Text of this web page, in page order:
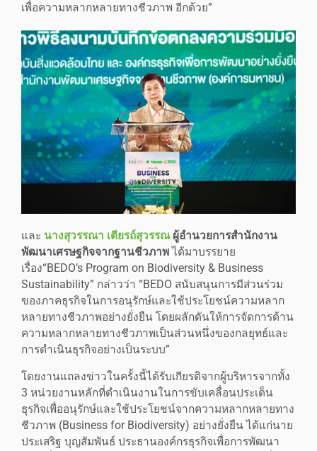
เพื่อความหลากหลายทางชีวภาพ อีกด้วย”
และ นางสุวรรณา เตียรถ์สุวรรณ ผู้อำนวยการสำนักงาน
พัฒนาเศรษฐกิจจากฐานชีวภาพได้มาบรรยาย
เรื่อง“BEDO’s Program on Biodiversity & Business
Sustainability” กล่าวว่า “BEDO สนับสนุนการมีส่วนร่วม
ของภาคธุรกิจในการอนุรักษ์และใช้ประโยชน์ความหลาก
หลายทางชีวภาพอย่างยั่งยืน โดยผลักดันให้การจัดการด้าน
ความหลากหลายทางชีวภาพเป็นส่วนหนึ่งของกลยุทธ์และ
การดำเนินธุรกิจอย่างเป็นระบบ”
โดยงานแถลงข่าวในครั้งนี้ได้รับเกียรติจากผู้บริหารจากทั้ง
3 หน่วยงานหลักที่ดำเนินงานในการขับเคลื่อนประเด็น
ธุรกิจเพื่ออนุรักษ์และใช้ประโยชน์จากความหลากหลายทาง
ชีวภาพ (Business for Biodiversity) อย่างยั่งยืน ได้แก่นาย
ประเสริฐ บุญสัมพันธ์ ประธานองค์กรธุรกิจเพื่อการพัฒนา